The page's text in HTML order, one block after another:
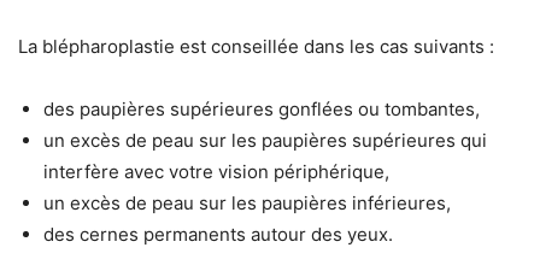
La blépharoplastie est conseillée dans les cas suivants :
des paupières supérieures gonflées ou tombantes,
un excès de peau sur les paupières supérieures qui
interfère avec votre vision périphérique,
un excès de peau sur les paupières inférieures,
des cernes permanents autour des yeux.